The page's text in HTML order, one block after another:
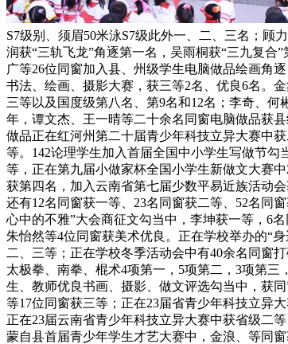
S7级别、须眉50米泳S7级此外一、二、三名；顾
润获“三轨飞龙”角逐第一名，吴雨桐获“三九复合
广等26位同窗加入县、州级学生电脑做品绘画角
书法、绘画、摄影大赛，获三等2名、优良6名。
三等以及国度级第八名、第9名和12名；李奇、何
年，谭文杰、王一晴等二十余名同窗电脑做品获
做品正在红河州第二十届青少年科技立异大赛中
等。142论理学生加入首届全国中小学生写做节勾
等，正在第九届小做家杯全国小学生新做文大赛
获第四名，加入云南省第七届少数平易近族活动
还有12名同窗获一等、23名同窗获二等、52名同
心中的不雅”大会商征文勾当中，李坤获一等，6
朱怡然等4位同窗获美术优良。正在学校举办的“
二、三等；正在学校冬季活动会中有40余名同窗
太极拳、南拳、棍术4项第一，5项第二，3项第
生、教师优良书画、摄影、做文评选勾当中，获
等17位同窗获三等；正在23届省青少年科技立异
正在23届云南省青少年科技立异大赛中获省级二
蒙自县首届青少年学生才艺大赛中，金浪、等同